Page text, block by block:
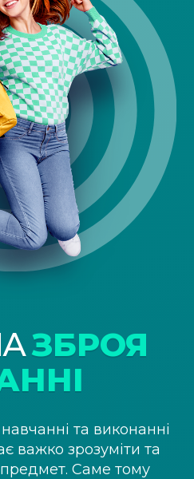
ЗБРОЯ
та виконанні
важко зрозуміти та
предмет. Саме тому